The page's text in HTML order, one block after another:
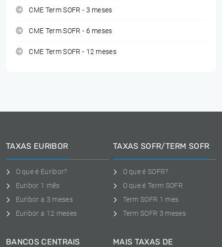
CME Term SOFR - 3 meses
CME Term SOFR - 6 meses
CME Term SOFR - 12 meses
TAXAS EURIBOR
O que é Euribor?
Euribor 1 mês
Euribor a 3 meses
Euribor a 12 meses
TAXAS SOFR/TERM SOFR
O que é SOFR?
O que é Term SOFR
Term SOFR 1 mes
Term SOFR 3 meses
BANCOS CENTRAIS
MAIS TAXAS DE